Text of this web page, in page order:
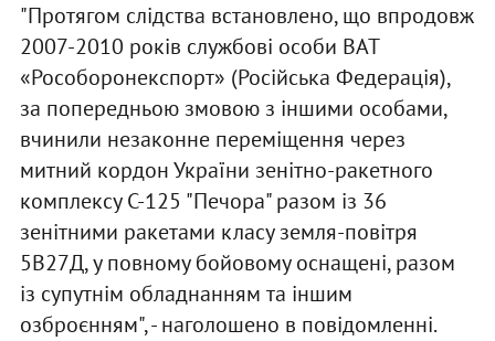
"Протягом слідства встановлено, що впродовж
2007-2010 років службові особи ВАТ
«Рособоронекспорт» (Російська Федерація),
за попередньою змовою з іншими особами,
вчинили незаконне переміщення через
митний кордон України зенітно-ракетного
комплексу С-125 "Печора" разом із 36
зенітними ракетами класу земля-повітря
5В27Д, у повному бойовому оснащені, разом
із супутнім обладнанням та іншим
озброєнням", - наголошено в повідомленні.